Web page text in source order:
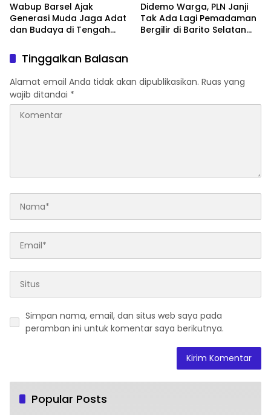
Wabup Barsel Ajak
Generasi Muda Jaga Adat
dan Budaya di Tengah
Didemo Warga, PLN Janji
Tak Ada Lagi Pemadaman
Bergilir di Barito Selatan
Tinggalkan Balasan
Alamat email Anda tidak akan dipublikasikan. Ruas yang
wajib ditandai *
Simpan nama, email, dan situs web saya pada
peramban ini untuk komentar saya berikutnya.
Popular Posts